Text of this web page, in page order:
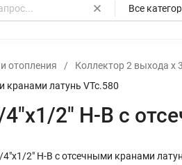
Все
отопления /
Коллектор 2 выхода х
кранами латунь VTc.580
2" Н-В с
2" Н-В с отсечными кранами